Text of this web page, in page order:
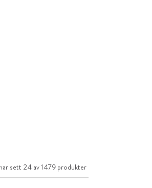
sett 24 av 1479 produkter